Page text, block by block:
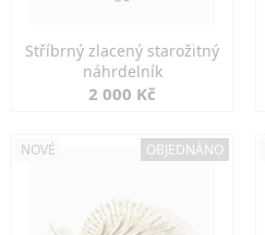
Stříbrný zlacený starožitný
náhrdelník
2 000 Kč
NOVÉ OBJEDNÁNO